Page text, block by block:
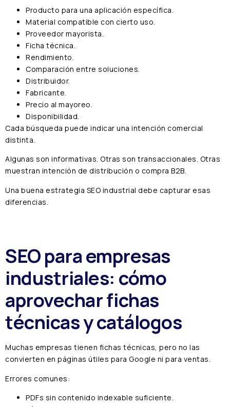
Producto para una aplicación específica.
Material compatible con cierto uso.
Proveedor mayorista.
Ficha técnica.
Rendimiento.
Comparación entre soluciones.
Distribuidor.
Fabricante.
Precio al mayoreo.
Disponibilidad.
Cada búsqueda puede indicar una intención comercial
distinta.
Algunas son informativas. Otras son transaccionales. Otras
muestran intención de distribución o compra B2B.
Una buena estrategia SEO industrial debe capturar esas
diferencias.
SEO para empresas
industriales: cómo
aprovechar fichas
técnicas y catálogos
Muchas empresas tienen fichas técnicas, pero no las
convierten en páginas útiles para Google ni para ventas.
Errores comunes:
PDFs sin contenido indexable suficiente.